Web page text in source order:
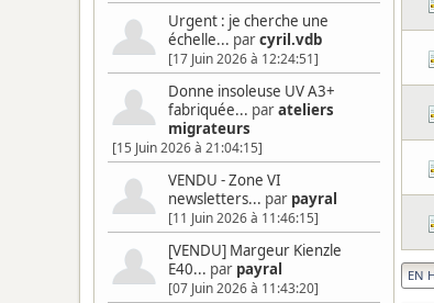
Urgent : je cherche une
échelle... parcyril.vdb
[17 Juin 2026 à 12:24:51]
Donne insoleuse UV A3+
fabriquée... parateliers
migrateurs
[15 Juin 2026 à 21:04:15]
VENDU - Zone VI
newsletters... par payral
[11 Juin 2026 à 11:46:15]
[VENDU] Margeur Kienzle
E40... par payral
[07 Juin 2026 à 11:43:20]
EN